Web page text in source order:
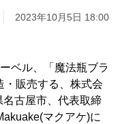
2023年10月5日 18:00
ベル、「魔法瓶ブラ
・販売する、株式会
古屋市、代表取締
マクアケ)に